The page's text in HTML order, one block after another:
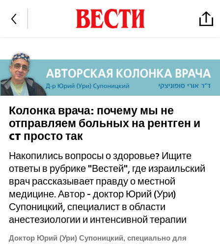
Колонка врача: почему мы не
отправляем больных на рентген и
CT просто так
Накопились вопросы о здоровье? Ищите
ответы в рубрике "Вестей", где израильский
врач рассказывает правду о местной
медицине. Автор - доктор Юрий (Ури)
Супоницкий, специалист в области
анестезиологии и интенсивной терапии
Доктор Юрий (Ури) Супоницкий, специально для